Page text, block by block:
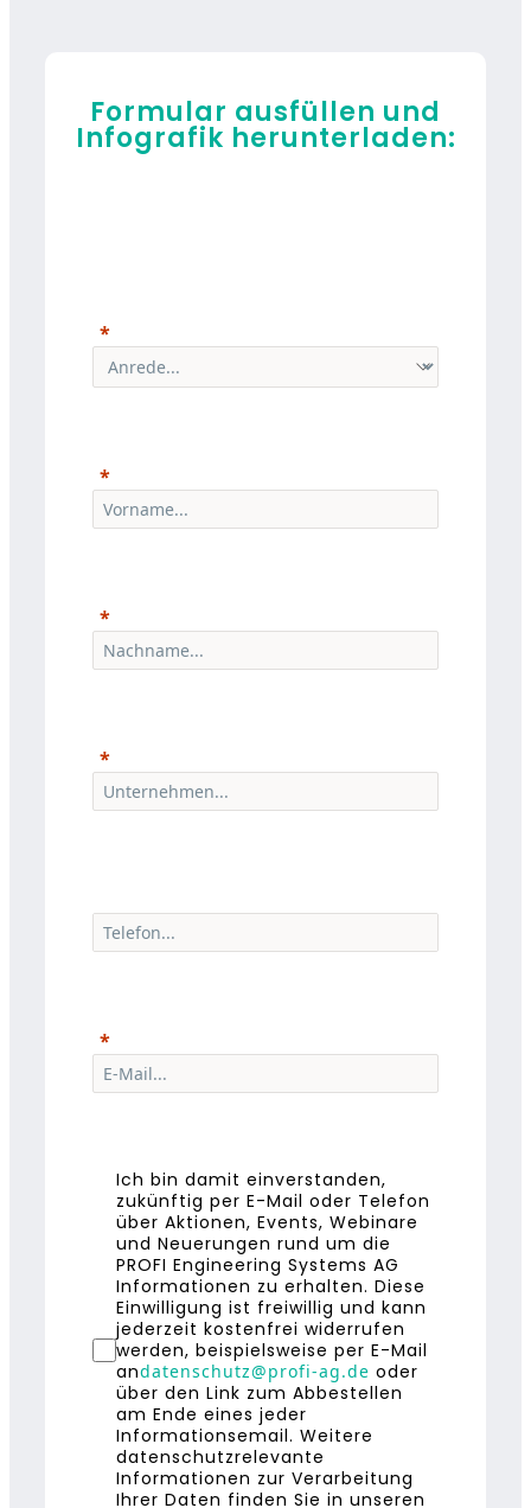
Formular ausfüllen und
Infografik herunterladen:
Ich bin damit einverstanden,
zukünftig per E-Mail oder Telefon
über Aktionen, Events, Webinare
und Neuerungen rund um die
PROFI Engineering Systems AG
Informationen zu erhalten. Diese
Einwilligung ist freiwillig und kann
jederzeit kostenfrei widerrufen
werden, beispielsweise per E-Mail
andatenschutz@profi-ag.de oder
über den Link zum Abbestellen
am Ende eines jeder
Informationsemail. Weitere
datenschutzrelevante
Informationen zur Verarbeitung
Ihrer Daten finden Sie in unseren